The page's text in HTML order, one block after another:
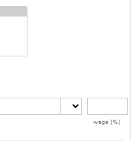
waga [%]